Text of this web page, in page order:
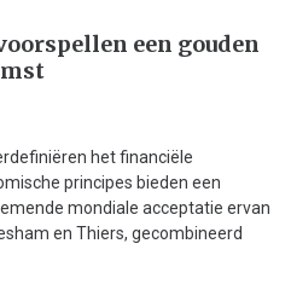
een gouden
het financiële
principes bieden een
mondiale acceptatie ervan
en Thiers, gecombineerd